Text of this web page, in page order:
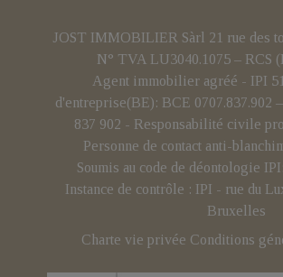
JOST IMMOBILIER Sàrl 21 rue des
N° TVA LU3040.1075 – RCS
Agent immobilier agréé - IPI
d'entreprise(BE): BCE 0707.837.902
837 902 - Responsabilité civile
Personne de contact anti-
Soumis au code de déontologie IPI:
Instance de contrôle : IPI - rue du
Bruxelles
Charte vie privée Conditions